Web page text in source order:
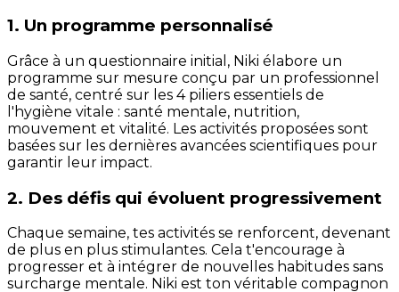
1. Un programme personnalisé
Grâce à un questionnaire initial, Niki élabore un
programme sur mesure conçu par un professionnel
de santé, centré sur les 4 piliers essentiels de
l'hygiène vitale : santé mentale, nutrition,
mouvement et vitalité. Les activités proposées sont
basées sur les dernières avancées scientifiques pour
garantir leur impact.
2. Des défis qui évoluent progressivement
Chaque semaine, tes activités se renforcent, devenant
de plus en plus stimulantes. Cela t'encourage à
progresser et à intégrer de nouvelles habitudes sans
surcharge mentale. Niki est ton véritable compagnon